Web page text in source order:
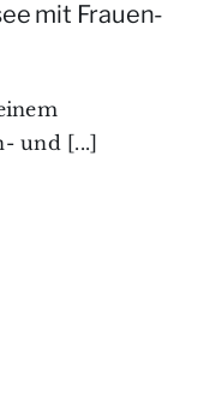
mit Frauen-
und [...]